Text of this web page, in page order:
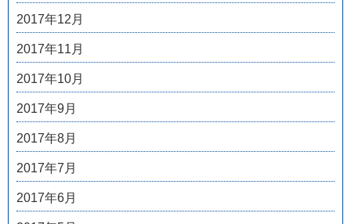
2017年12月
2017年11月
2017年10月
2017年9月
2017年8月
2017年7月
2017年6月